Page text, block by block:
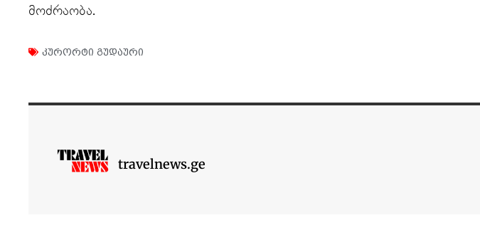
მოძრაობა.
კურორტი გუდაური
travelnews.ge